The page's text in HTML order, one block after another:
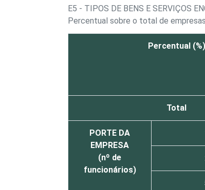
E5 - TIPOS DE BENS E SERVIÇOS
Percentual sobre o total de
Percentual (%)
Total
PORTE DA
EMPRESA
(nº de
funcionários)